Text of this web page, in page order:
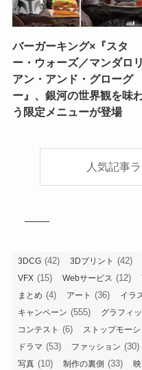
バーガーキング×『スタ
ー・ウォーズ／マンダロリ
アン・アンド・グローグ
ー』、銀河の世界観を味
う限定メニューが登場
人気記事
3DCG (42) 3Dプリント (42)
VFX (15) Webサービス (12)
まとめ (4) アート (36) イラ
キャンペーン (555) グラフィ
コンテスト (6) ストップモーシ
ドラマ (53) ファッション (30)
写真 (10) 制作の裏側 (33)